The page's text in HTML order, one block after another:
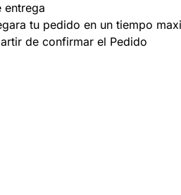
entrega
tu pedido en un tiempo
de confirmar el Pedido